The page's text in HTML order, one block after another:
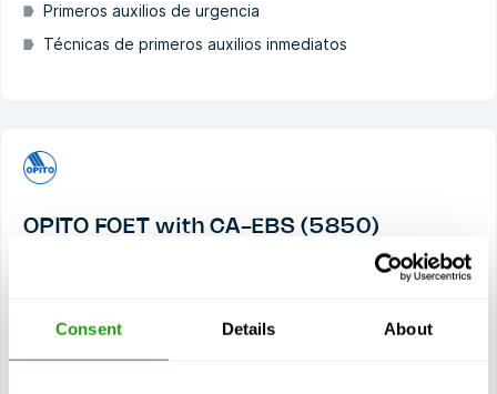
Consent Details About
Primeros auxilios de urgencia
Técnicas de primeros auxilios inmediatos
OPITO FOET with CA-EBS (5850)
El OPITO FOET con CA-EBS (5858) son las siglas de
Emergency Breathing System...